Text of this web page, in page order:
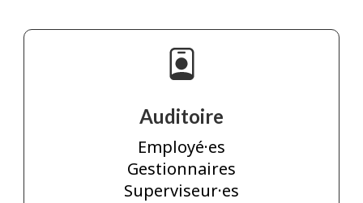
Auditoire
Employé·es
Gestionnaires
Superviseur·es